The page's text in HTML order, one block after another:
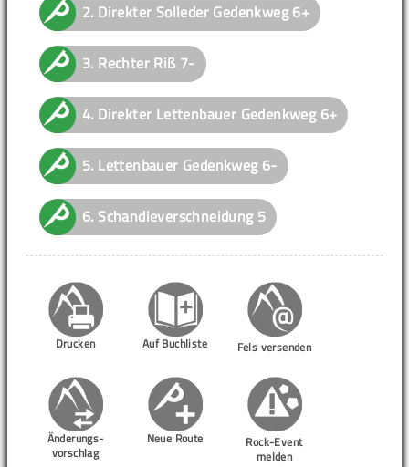
2. Direkter Solleder Gedenkweg6+
3. Rechter Riß 7-
4. Direkter Lettenbauer Gedenkweg6+
5. Lettenbauer Gedenkweg6-
6. Schandieverschneidung5
Drucken Auf Buchliste Fels versenden
Änderungs-
vorschlag
Neue Route
Rock-Event
melden